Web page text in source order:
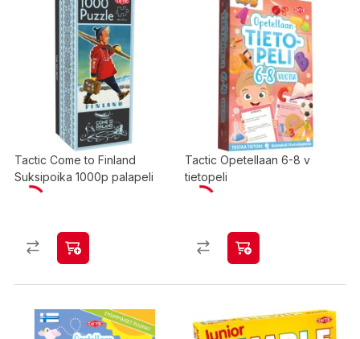
Tactic Come to Finland
Suksipoika 1000p palapeli
Tactic Opetellaan 6-8 v
tietopeli